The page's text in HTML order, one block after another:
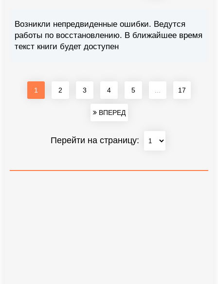
Возникли непредвиденные ошибки. Ведутся
работы по восстановлению. В ближайшее время
текст книги будет доступен
1 2 3 4 5 17
ВПЕРЕД
Перейти на страницу: